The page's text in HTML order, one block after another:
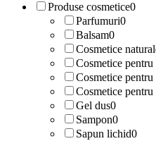
Produse cosmetice0
Parfumuri0
Balsam0
Cosmetice
Cosmetice
Cosmetice pentru
Cosmetice pentru
Gel dus0
Sampon0
Sapun lichid0